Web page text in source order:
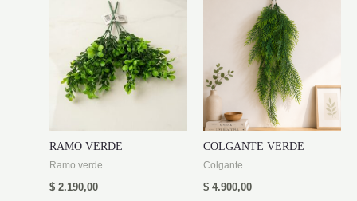
RAMO VERDE
Ramo verde
$ 2.190,00
COLGANTE VERDE
Colgante
$ 4.900,00